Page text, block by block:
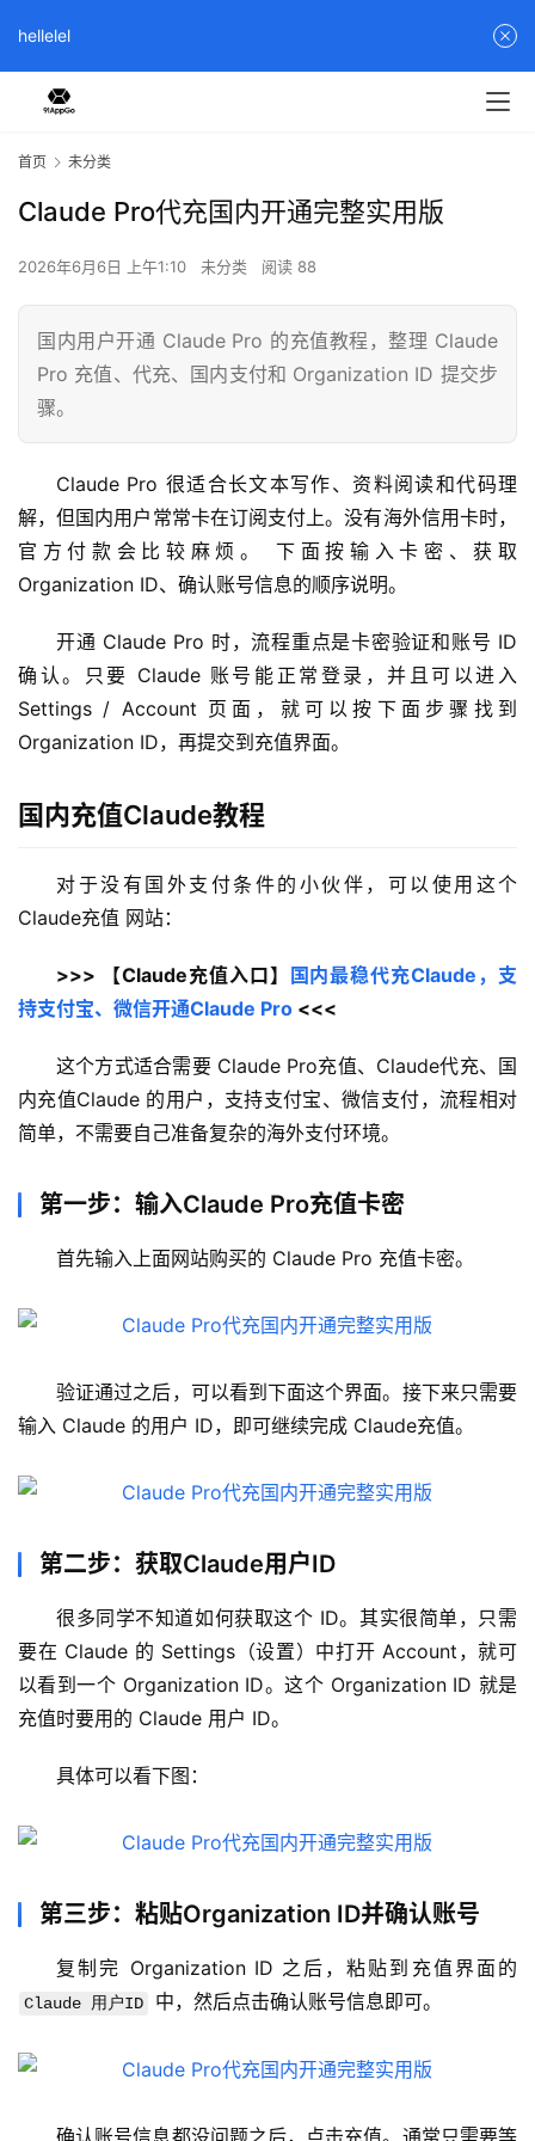
首页 未分类
Claude Pro代充国内开通完整实用版
2026年6月6日 上午1:10 未分类 阅读 88
国内用户开通 Claude Pro 的充值教程，整理 Claude
Pro 充值、代充、国内支付和 Organization ID 提交步
骤。
Claude Pro 很适合长文本写作、资料阅读和代码理
解，但国内用户常常卡在订阅支付上。没有海外信用卡时，
官方付款会比较麻烦。 下面按输入卡密、获取
Organization ID、确认账号信息的顺序说明。
开通 Claude Pro 时，流程重点是卡密验证和账号 ID
确认。只要 Claude 账号能正常登录，并且可以进入
Settings / Account 页面，就可以按下面步骤找到
Organization ID，再提交到充值界面。
国内充值Claude教程
对于没有国外支付条件的小伙伴，可以使用这个
Claude充值 网站：
>>> 【Claude充值入口】
国内最稳代充Claude，支
持支付宝、微信开通Claude Pro <<<
这个方式适合需要 Claude Pro充值、Claude代充、国
内充值Claude 的用户，支持支付宝、微信支付，流程相对
简单，不需要自己准备复杂的海外支付环境。
第一步：输入Claude Pro充值卡密
首先输入上面网站购买的 Claude Pro 充值卡密。
验证通过之后，可以看到下面这个界面。接下来只需要
输入 Claude 的用户 ID，即可继续完成 Claude充值。
第二步：获取Claude用户ID
很多同学不知道如何获取这个 ID。其实很简单，只需
要在 Claude 的 Settings（设置）中打开 Account，就可
以看到一个 Organization ID。这个 Organization ID 就是
充值时要用的 Claude 用户 ID。
具体可以看下图：
第三步：粘贴Organization ID并确认账号
Claude 用户ID 中，然后点击确认账号信息即可。
hellelel